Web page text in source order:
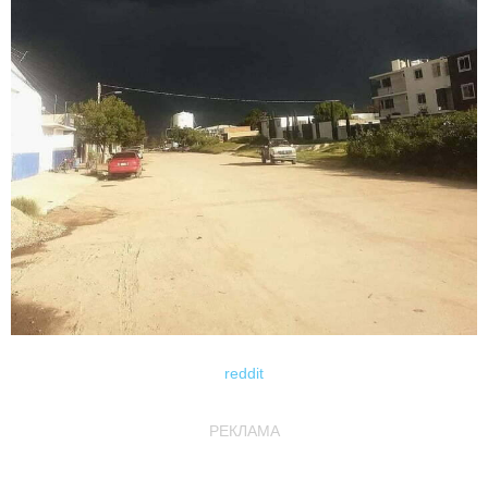
reddit
РЕКЛАМА